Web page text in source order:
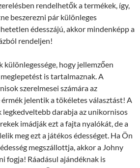
rendelhetők a termékek, így,
beszerezni pár különleges
édesszájú, akkor mindenképp a
rendeljen!
különlegessége, hogy jellemzően
is tartalmaznak. A
szerelmesei számára az
jelentik a tökéletes választást! A
legkedveltebb darabja az unikornisos
imádják ezt a fajta nyalókát, de a
meg ezt a játékos édességet. Ha Ön
megszállottja, akkor a Johny
fogja! Ráadásul ajándéknak is